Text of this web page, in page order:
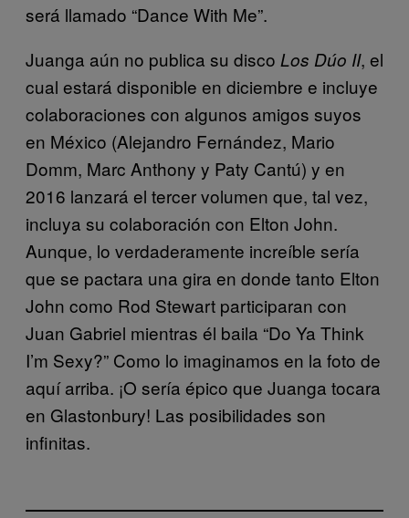
será llamado “Dance With Me”.
Juanga aún no publica su disco Los Dúo II, el
cual estará disponible en diciembre e incluye
colaboraciones con algunos amigos suyos
en México (Alejandro Fernández, Mario
Domm, Marc Anthony y Paty Cantú) y en
2016 lanzará el tercer volumen que, tal vez,
incluya su colaboración con Elton John.
Aunque, lo verdaderamente increíble sería
que se pactara una gira en donde tanto Elton
John como Rod Stewart participaran con
Juan Gabriel mientras él baila “Do Ya Think
I’m Sexy?” Como lo imaginamos en la foto de
aquí arriba. ¡O sería épico que Juanga tocara
en Glastonbury! Las posibilidades son
infinitas.